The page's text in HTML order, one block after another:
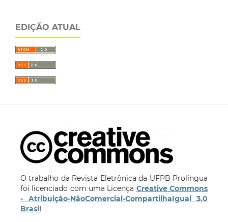
EDIÇÃO ATUAL
O trabalho da Revista Eletrônica da UFPB Prolíngua
foi licenciado com uma Licença Creative Commons
- Atribuição-NãoComercial-CompartilhaIgual 3.0
Brasil